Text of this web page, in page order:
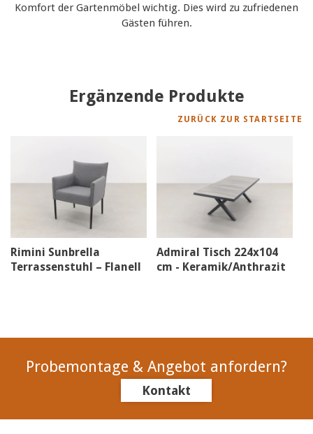
Komfort der Gartenmöbel wichtig. Dies wird zu zufriedenen
Gästen führen.
Ergänzende Produkte
ZURÜCK ZUR STARTSEITE
Rimini Sunbrella
Terrassenstuhl – Flanell
Admiral Tisch 224x104
cm - Keramik/Anthrazit
Probemontage & Angebot anfordern?
Kontakt